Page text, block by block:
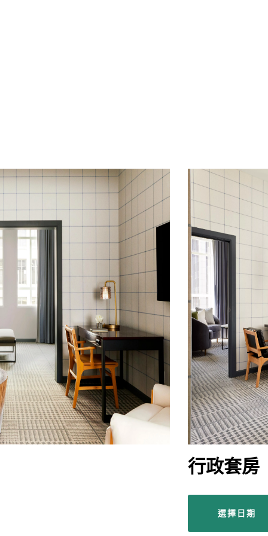
行政套房
選擇日期